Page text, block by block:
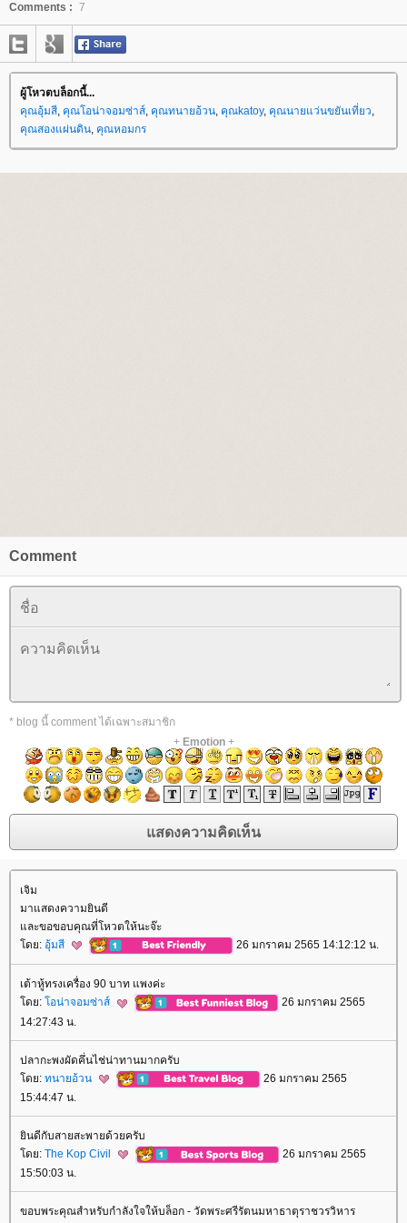
Comments : 7
ผู้โหวตบล็อกนี้...
คุณอุ้มสี, คุณโอน่าจอมซ่าส์, คุณทนายอ้วน, คุณkatoy, คุณนายแว่นขยันเที่ยว,
คุณสองแผ่นดิน, คุณหอมกร
Comment
* blog นี้ comment ได้เฉพาะสมาชิก
+ Emotion+
เจิม
มาแสดงความยินดี
ละขอขอบคุณที่โหวตให้นะจ๊ะ
ดย: อุ้มสี 26 มกราคม 2565 14:12:12 น.
เต้าหู้ทรงเครื่อง 90 บาท แพงค่ะ
ดย: อน่าจอมซ่าส์
26 มกราคม 2565
14:27:43 น.
ปลากะพงผัดคึ่นไช่น่าทานมากครับ
ดย: ทนายอ้วน
26 มกราคม 2565
15:44:47 น.
ินดีกับสายสะพายด้วยครับ
ดย: The Kop Civil
26 มกราคม 2565
15:50:03 น.
ขอบพระคุณสำหรับกำลังใจให้บล็อก - วัดพระศรีรัตนมหาธาตุราชวรวิหาร